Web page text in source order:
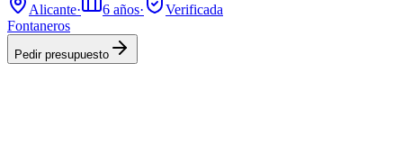
Alicante· 6 años·
Verificada
Fontaneros
Pedir presupuesto